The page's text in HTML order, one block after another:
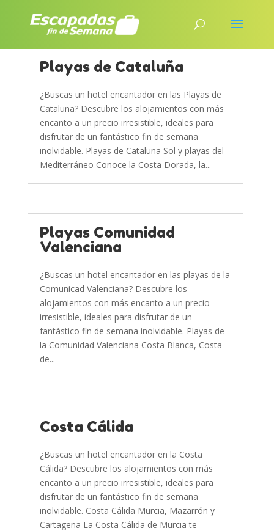
Playas de Cataluña
¿Buscas un hotel encantador en las Playas de
Cataluña? Descubre los alojamientos con más
encanto a un precio irresistible, ideales para
disfrutar de un fantástico fin de semana
inolvidable. Playas de Cataluña Sol y playas del
Mediterráneo Conoce la Costa Dorada, la...
Playas Comunidad
Valenciana
¿Buscas un hotel encantador en las playas de la
Comunicad Valenciana? Descubre los
alojamientos con más encanto a un precio
irresistible, ideales para disfrutar de un
fantástico fin de semana inolvidable. Playas de
la Comunidad Valenciana Costa Blanca, Costa
de...
Costa Cálida
¿Buscas un hotel encantador en la Costa
Cálida? Descubre los alojamientos con más
encanto a un precio irresistible, ideales para
disfrutar de un fantástico fin de semana
inolvidable. Costa Cálida Murcia, Mazarrón y
Cartagena La Costa Cálida de Murcia te